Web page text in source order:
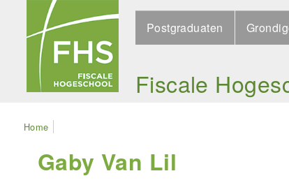
navigation
Fiscale
Postgraduaten
Search
Kruimelpad
Home
Gaby Van Lil